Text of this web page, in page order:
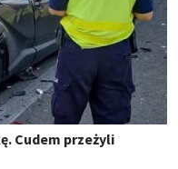
Cudem przeżyli